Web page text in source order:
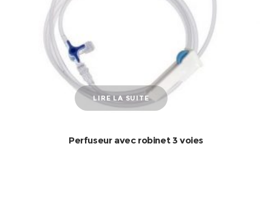
LIRE LA SUITE
Perfuseur avec robinet 3 voies